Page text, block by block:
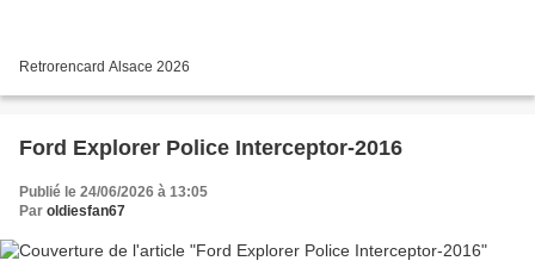
Retrorencard Alsace 2026
Ford Explorer Police Interceptor-2016
Publié le 24/06/2026 à 13:05
Par oldiesfan67